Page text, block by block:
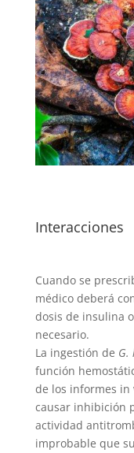
Interacciones
Cuando se
médico deberá
dosis de insulina
necesario.
La ingestión de G.
función
de los informes
causar inhibición
actividad
improbable que